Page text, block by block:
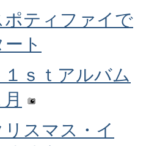
ポティファイで
ト
１ｓｔアルバム
スマス・イ